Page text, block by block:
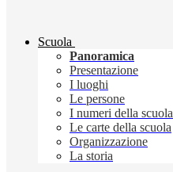
Scuola
Panoramica
Presentazione
I luoghi
Le persone
I numeri della scuola
Le carte della scuola
Organizzazione
La storia